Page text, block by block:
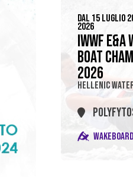
DAL 15 LUGLIO
2026
IWWF E&A
BOAT
2026
HELLENIC